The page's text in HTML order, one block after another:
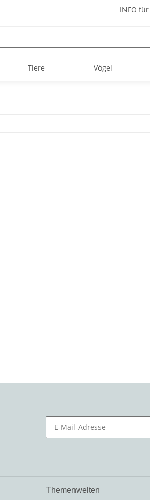
INFO
Tiere Vögel
Themenwelten